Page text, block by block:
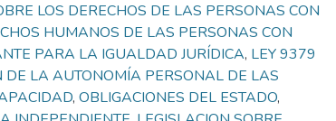
LOS DERECHOS DE LAS PERSONAS CON
HUMANOS DE LAS PERSONAS CON
PARA LA IGUALDAD JURÍDICA, LEY 9379
DE LA AUTONOMÍA PERSONAL DE LAS
, OBLIGACIONES DEL ESTADO,